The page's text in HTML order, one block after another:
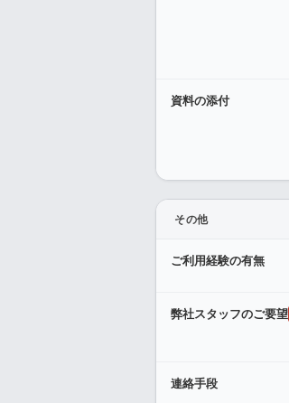
資料の添付
その他
ご利用経験の有無
弊社スタッフのご要望
連絡手段